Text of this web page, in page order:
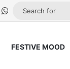
Play
WhatsApp
FESTIVE MOOD